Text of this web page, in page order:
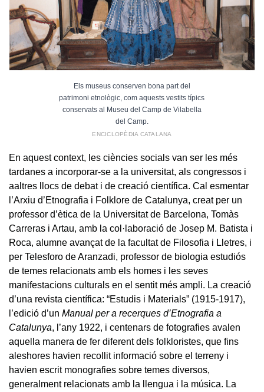
Els museus conserven bona part del
patrimoni etnològic, com aquests vestits típics
conservats al Museu del Camp de Vilabella
del Camp.
ENCICLOPÈDIA CATALANA
En aquest context, les ciències socials van ser les més
tardanes a incorporar-se a la universitat, als congressos i
aaltres llocs de debat i de creació científica. Cal esmentar
l’Arxiu d’Etnografia i Folklore de Catalunya, creat per un
professor d’ètica de la Universitat de Barcelona, Tomàs
Carreras i Artau, amb la col·laboració de Josep M. Batista i
Roca, alumne avançat de la facultat de Filosofia i Lletres, i
per Telesforo de Aranzadi, professor de biologia estudiós
de temes relacionats amb els homes i les seves
manifestacions culturals en el sentit més ampli. La creació
d’una revista científica: “Estudis i Materials” (1915-1917),
l’edició d’un Manual per a recerques d’Etnografia a
Catalunya, l’any 1922, i centenars de fotografies avalen
aquella manera de fer diferent dels folkloristes, que fins
aleshores havien recollit informació sobre el terreny i
havien escrit monografies sobre temes diversos,
generalment relacionats amb la llengua i la música. La